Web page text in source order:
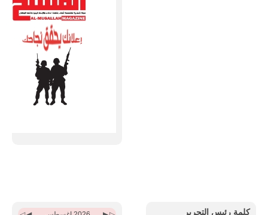
كلمة رئيس التحرير
Month
Year
Month